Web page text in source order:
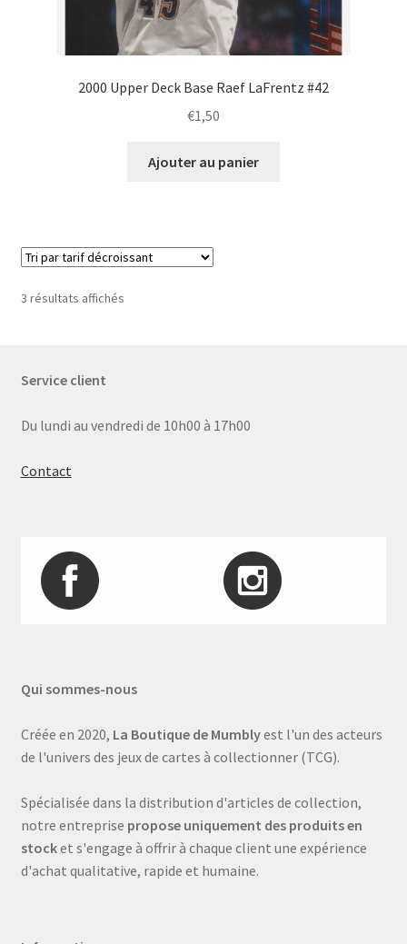
2000 Upper Deck Base Raef LaFrentz #42
€1,50
Ajouter au panier
3 résultats affichésTrié
Service client
Du lundi au vendredi de 10h00 à 17h00
Contact
Qui sommes-nous
Créée en 2020, La Boutique de Mumblyest l'un des acteurs
de l'univers des jeux de cartes à collectionner (TCG).
Spécialisée dans la distribution d'articles de collection,
notre entreprise propose uniquement des produits en
stocket s'engage à offrir à chaque client une expérience
d'achat qualitative, rapide et humaine.